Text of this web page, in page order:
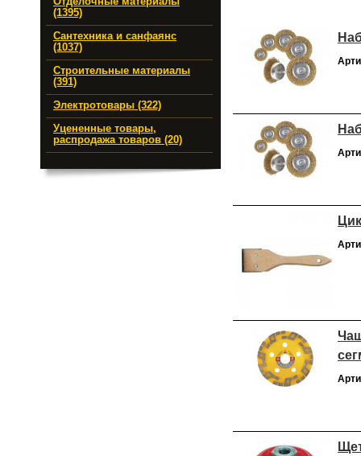
(1395)
Сантехника и санфаянс
(1037)
Строительные материалы
(391)
Электротовары (322)
Уцененные товары,
распродажа товаров (20)